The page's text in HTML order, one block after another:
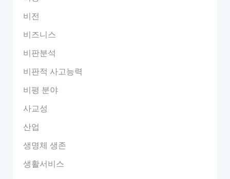
비전
비즈니스
비판분석
비판적 사고능력
비평 분야
사교성
산업
생명체 생존
생활서비스